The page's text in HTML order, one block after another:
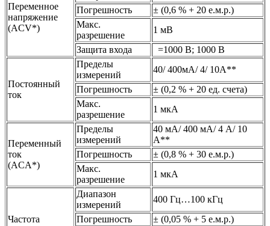
Переменное
напряжение
(ACV*)
Погрешность
± (0,6 % + 20 е.м.р.)
Макс.
разрешение
1 мВ
Защита входа
=1000 В; 1000 В
Постоянный
ток
Пределы
измерений
40/ 400мА/ 4/ 10А**
Погрешность
± (0,2 % + 20 ед. счета)
Макс.
разрешение
1 мкА
Переменный
ток
(ACA*)
Пределы
измерений
40 мА/ 400 мА/ 4 А/ 10
А**
Погрешность
± (0,8 % + 30 е.м.р.)
Макс.
разрешение
1 мкА
Частота
Диапазон
измерений
400 Гц…100 кГц
Погрешность
± (0,05 % + 5 е.м.р.)